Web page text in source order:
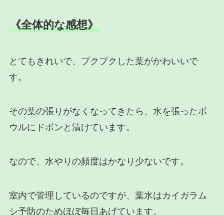
《全体的な感想》
とてもきれいで、プクプクした葉がかわいいで
す。
その葉の張りがなくなってきたら、水を張ったボ
ウルにドボンと漬けています。
なので、水やりの頻度はかなり少ないです。
室内で管理しているのですが、葉水はカイガラム
シ予防のためほぼ毎日あげています。